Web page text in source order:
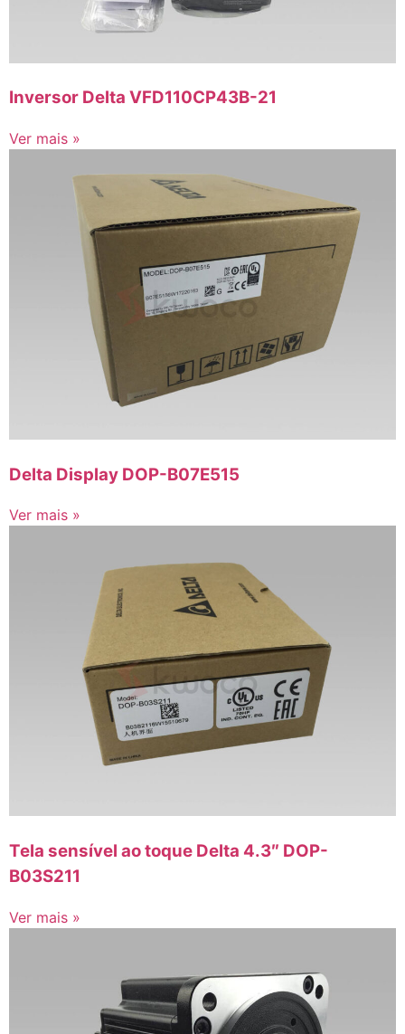
Inversor Delta VFD110CP43B-21
Ver mais »
Delta Display DOP-B07E515
Ver mais »
Tela sensível ao toque Delta 4.3″ DOP-
B03S211
Ver mais »